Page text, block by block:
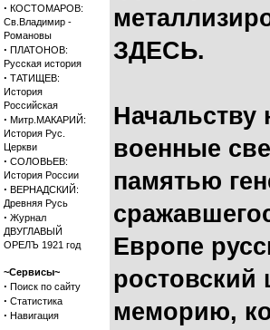
· КОСТОМАРОВ:
Св.Владимир -
Романовы
· ПЛАТОНОВ:
Русская история
· ТАТИЩЕВ:
История
Российская
· Митр.МАКАРИЙ:
История Рус.
Церкви
· СОЛОВЬЕВ:
История России
· ВЕРНАДСКИЙ:
Древняя Русь
· Журнал
ДВУГЛАВЫЙ
ОРЕЛЪ 1921 год
~Сервисы~
· Поиск по сайту
· Статистика
· Навигация
ЗДЕСЬ.
военные
памятью
Европе
меморию,